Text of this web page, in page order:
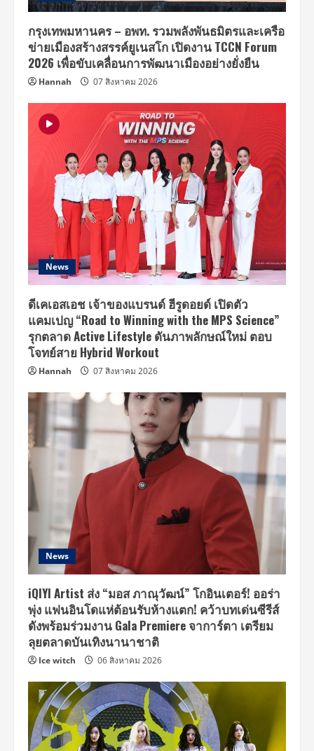
กรุงเทพมหานคร – อพท. รวมพลังพันธมิตรและเครือ
ข่ายเมืองสร้างสรรค์ยูเนสโก เปิดงาน TCCN Forum
2026 เพื่อขับเคลื่อนการพัฒนาเมืองอย่างยั่งยืน
Hannah 07 สิงหาคม 2026
News
ดีเคเอสเอช เจ้าของแบรนด์ ฮีรูดอยด์ เปิดตัว
แคมเปญ “Road to Winning with the MPS Science”
รุกตลาด Active Lifestyle ดันภาพลักษณ์ใหม่ ตอบ
โจทย์สาย Hybrid Workout
Hannah 07 สิงหาคม 2026
News
iQIYI Artist ส่ง “มอส ภาณุวัฒน์” โกอินเตอร์! ออร่า
พุ่ง แฟนอินโดแห่ต้อนรับห้างแตก! คว้าบทเด่นซีรีส์
ดังพร้อมร่วมงาน Gala Premiere จาการ์ตา เตรียม
ลุยตลาดบันเทิงนานาชาติ
Ice witch 06 สิงหาคม 2026